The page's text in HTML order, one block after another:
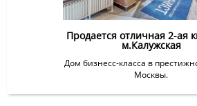
Продается отличная 2-ая
м.Калужская
Дом бизнесс-класса в
Москвы.